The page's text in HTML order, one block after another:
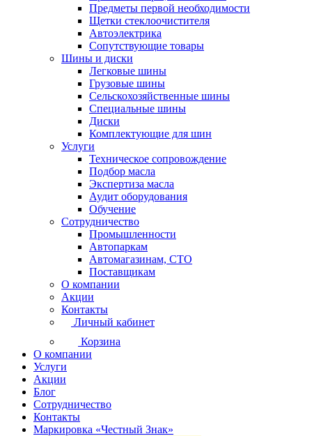
Предметы первой необходимости
Щетки стеклоочистителя
Автоэлектрика
Сопутствующие товары
Шины и диски
Легковые шины
Грузовые шины
Сельскохозяйственные шины
Специальные шины
Диски
Комплектующие для шин
Услуги
Техническое сопровождение
Подбор масла
Экспертиза масла
Аудит оборудования
Обучение
Сотрудничество
Промышленности
Автопаркам
Автомагазинам, СТО
Поставщикам
О компании
Акции
Контакты
Личный кабинет
Корзина
О компании
Услуги
Акции
Блог
Сотрудничество
Контакты
Маркировка «Честный Знак»